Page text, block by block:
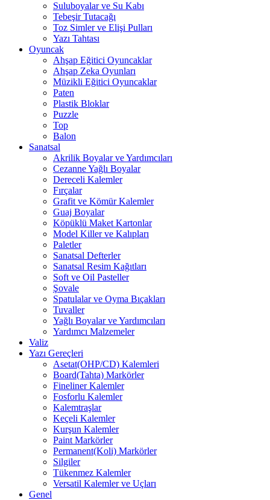
Suluboyalar ve Su Kabı
Tebeşir Tutacağı
Toz Simler ve Elişi Pulları
Yazı Tahtası
Oyuncak
Ahşap Eğitici Oyuncaklar
Ahşap Zeka Oyunları
Müzikli Eğitici Oyuncaklar
Paten
Plastik Bloklar
Puzzle
Top
Balon
Sanatsal
Akrilik Boyalar ve Yardımcıları
Cezanne Yağlı Boyalar
Dereceli Kalemler
Fırçalar
Grafit ve Kömür Kalemler
Guaj Boyalar
Köpüklü Maket Kartonlar
Model Killer ve Kalıpları
Paletler
Sanatsal Defterler
Sanatsal Resim Kağıtları
Soft ve Oil Pasteller
Şovale
Spatulalar ve Oyma Bıçakları
Tuvaller
Yağlı Boyalar ve Yardımcıları
Yardımcı Malzemeler
Valiz
Yazı Gereçleri
Asetat(OHP/CD) Kalemleri
Board(Tahta) Markörler
Fineliner Kalemler
Fosforlu Kalemler
Kalemtraşlar
Keçeli Kalemler
Kurşun Kalemler
Paint Markörler
Permanent(Koli) Markörler
Silgiler
Tükenmez Kalemler
Versatil Kalemler ve Uçları
Genel